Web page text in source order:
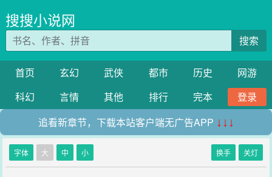
搜搜小说网
搜索
首页 玄幻 武侠 都市 历史
网游
科幻
言情 其他 排行 完本
登录
追看新章节，下载本站客户端无广告APP ↓↓↓
字体 大 中 小 换手 关灯